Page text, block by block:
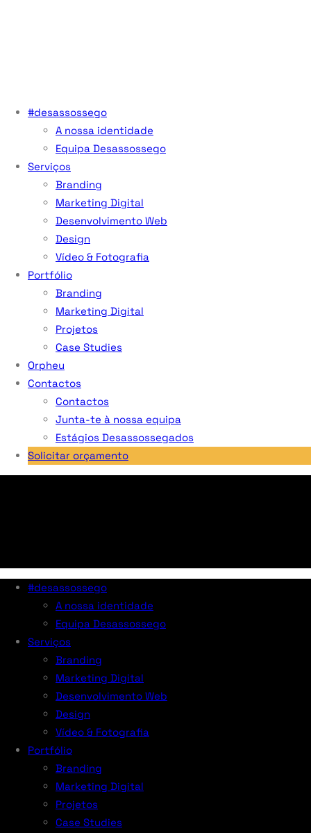
#desassossego
A nossa identidade
Equipa Desassossego
Serviços
Branding
Marketing Digital
Desenvolvimento Web
Design
Vídeo & Fotografia
Portfólio
Branding
Marketing Digital
Projetos
Case Studies
Orpheu
Contactos
Contactos
Junta-te à nossa equipa
Estágios Desassossegados
Solicitar orçamento
#desassossego
A nossa identidade
Equipa Desassossego
Serviços
Branding
Marketing Digital
Desenvolvimento Web
Design
Vídeo & Fotografia
Portfólio
Branding
Marketing Digital
Projetos
Case Studies